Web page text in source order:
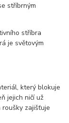
stříbrným
stříbra
je světovým
který blokuje
jejich ničí už
zajišťuje